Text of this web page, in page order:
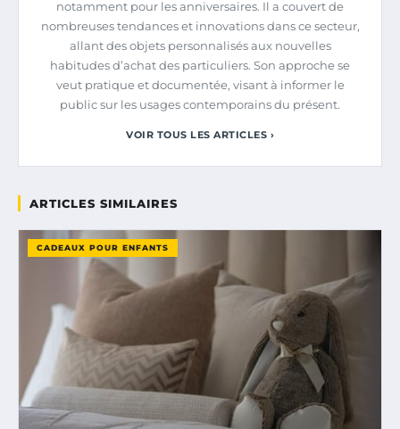
notamment pour les anniversaires. Il a couvert de
nombreuses tendances et innovations dans ce secteur,
allant des objets personnalisés aux nouvelles
habitudes d’achat des particuliers. Son approche se
veut pratique et documentée, visant à informer le
public sur les usages contemporains du présent.
VOIR TOUS LES ARTICLES ›
ARTICLES SIMILAIRES
CADEAUX POUR ENFANTS